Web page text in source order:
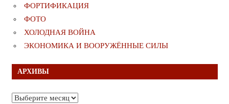
ФОРТИФИКАЦИЯ
ФОТО
ХОЛОДНАЯ ВОЙНА
ЭКОНОМИКА И ВООРУЖЁННЫЕ СИЛЫ
АРХИВЫ
Архивы